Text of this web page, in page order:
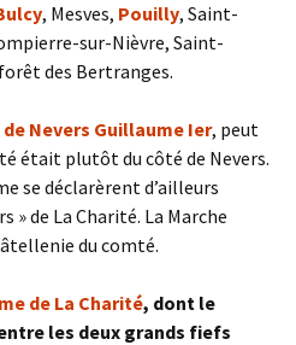
, Mesves, Pouilly, Saint-
sur-Nièvre, Saint-
des Bertranges.
Nevers Guillaume Ier, peut
était plutôt du côté de Nevers.
se déclarèrent d’ailleurs
de La Charité. La Marche
du comté.
de La Charité, dont le
les deux grands fiefs